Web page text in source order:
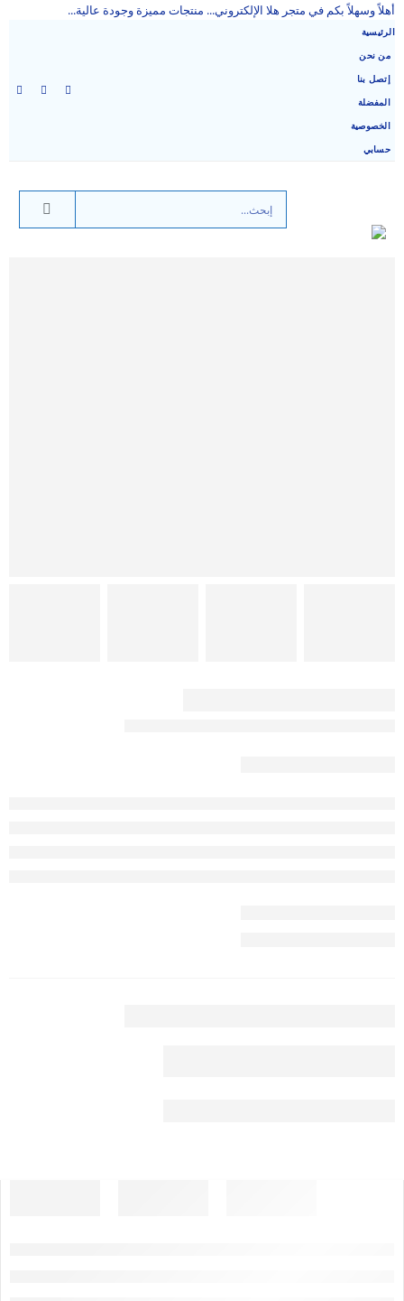
أهلاً وسهلاً بكم في متجر هلا الإلكتروني... منتجات مميزة وجودة عالية...
الرئيسية
من نحن
إتصل بنا
المفضلة
الخصوصية
حسابي